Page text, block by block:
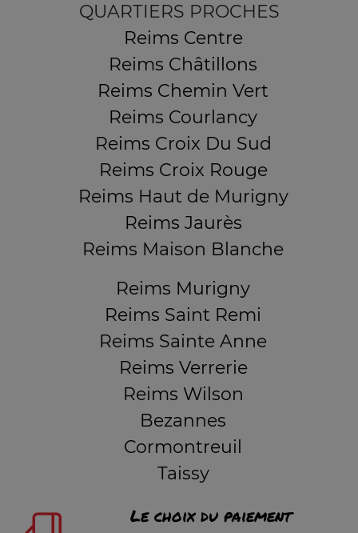
QUARTIERS PROCHES
Reims Centre
Reims Châtillons
Reims Chemin Vert
Reims Courlancy
Reims Croix Du Sud
Reims Croix Rouge
Reims Haut de Murigny
Reims Jaurès
Reims Maison Blanche
Reims Murigny
Reims Saint Remi
Reims Sainte Anne
Reims Verrerie
Reims Wilson
Bezannes
Cormontreuil
Taissy
Le choix du paiement